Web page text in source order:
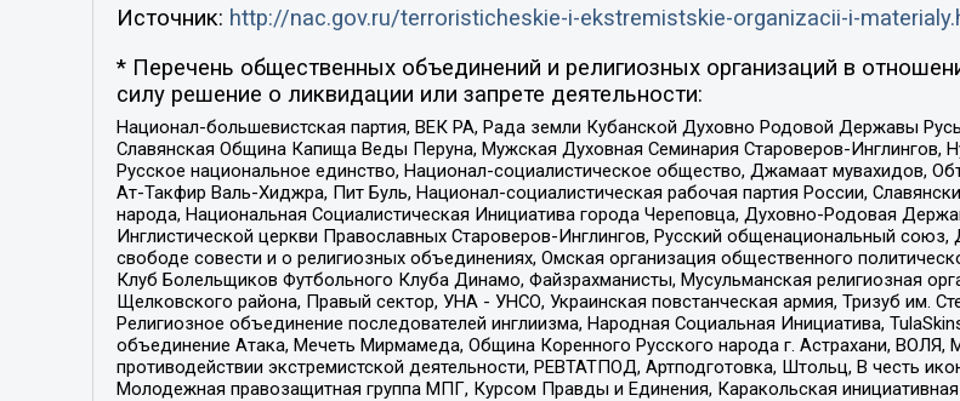
Источник: http://nac.gov.ru/terroristicheskie-i-ekstremistskie-organizacii-i-
* Перечень общественных объединений и религиозных организаций в
силу решение о ликвидации или запрете деятельности:
Национал-большевистская партия, ВЕК РА, Рада земли Кубанской Духовно Родовой Державы
Славянская Община Капища Веды Перуна, Мужская Духовная Семинария Староверов-Инглингов,
Русское национальное единство, Национал-социалистическое общество, Джамаат мувахидов,
Ат-Такфир Валь-Хиджра, Пит Буль, Национал-социалистическая рабочая партия России,
народа, Национальная Социалистическая Инициатива города Череповца, Духовно-Родовая
Инглистической церкви Православных Староверов-Инглингов, Русский общенациональный
свободе совести и о религиозных объединениях, Омская организация общественного
Клуб Болельщиков Футбольного Клуба Динамо, Файзрахманисты, Мусульманская религиозная
Щелковского района, Правый сектор, УНА - УНСО, Украинская повстанческая армия, Тризуб им.
Религиозное объединение последователей инглиизма, Народная Социальная Инициатива,
объединение Атака, Мечеть Мирмамеда, Община Коренного Русского народа г. Астрахани,
противодействии экстремистской деятельности, РЕВТАТПОД, Артподготовка, Штольц, В честь
Молодежная правозащитная группа МПГ, Курсом Правды и Единения, Каракольская